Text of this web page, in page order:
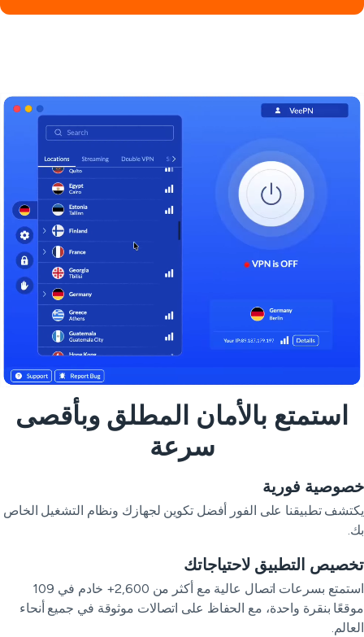
استمتع بالأمان المطلق وبأقصى
سرعة
فورية
تطبيقنا على الفور أفضل تكوين لجهازك ونظام التشغيل الخاص
التطبيق لاحتياجاتك
استمتع بسرعات اتصال عالية مع أكثر من 2,600+ خادم في 109
بنقرة واحدة، مع الحفاظ على اتصالات موثوقة في جميع أنحاء